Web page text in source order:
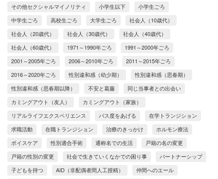
その他セクシャルマイノリティ
小学生以下
小学生ごろ
中学生ごろ
高校生ごろ 大学生ごろ
社会人（10歳代）
社会人（20歳代）
社会人（30歳代）
社会人（40歳代）
社会人（60歳代）
1971～1990年ごろ
1991～2000年ごろ
2001～2005年ごろ
2006～2010年ごろ
2011～2015年ごろ
2016～2020年ごろ
性別違和感（幼少期）
性別違和感（思春期）
性別違和感（思春期以降）
不安と葛藤
同じ当事者との出会い
カミングアウト（友人）
カミングアウト（家族）
リアルライフエクスペリエンス
パス度をあげる
在学トランジション
求職活動
在職トランジション 治療のきっかけ
ホルモン療法
ボイスケア
性別適合手術 通称名での生活
戸籍の名の変更
戸籍の性別の変更
社会で生きていくなかでの困り事
パートナーシップ
子どもを持つ
AID（非配偶者間人工授精）
仲間へのエール